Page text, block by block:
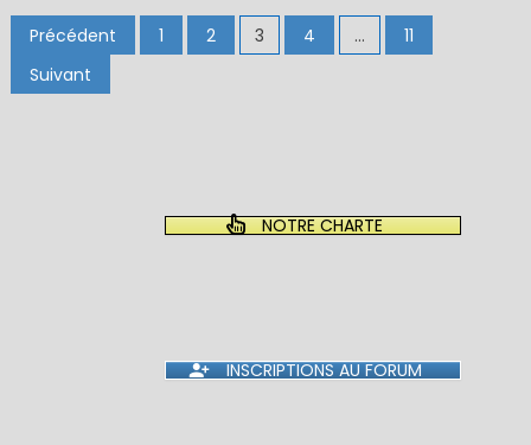
Pagination
des
publications
Précédent 1 2 3 4 …
11
Suivant
NOTRE CHARTE
INSCRIPTIONS AU FORUM